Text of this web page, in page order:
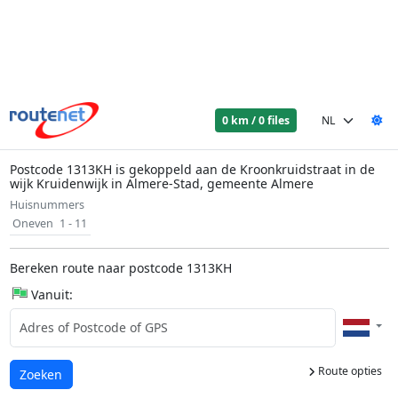
0 km / 0 files
Postcode 1313KH is gekoppeld aan de Kroonkruidstraat in de
wijk Kruidenwijk in Almere-Stad, gemeente Almere
Huisnummers
Oneven 1 - 11
Bereken route naar postcode 1313KH
Vanuit:
Route opties
Laden...
Zoeken